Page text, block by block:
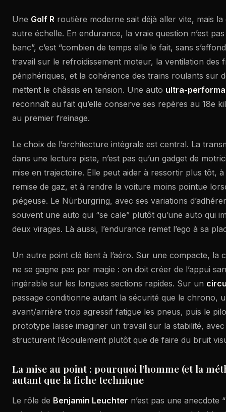
Une Golf R routière moderne sait déjà aller vite, mais
autre échelle. En endurance, la vraie question n’est
banc”, c’est “combien de temps elle le fait, sans
travail sur le refroidissement moteur, la ventilation des
périphériques, et la cohérence des trains roulants sur
mettent le châssis en tension. Une auto ultra-
reconnaît au fait qu’elle conserve ses repères au 18e
au premier freinage.
Le choix de l’architecture intégrale est central. La
dans une lecture piste, n’est pas qu’un gadget de
mise en trajectoire. Elle peut aider à ressortir plus tôt, à
remise de gaz, et à rendre la voiture moins pointue
piégeuse. Le Nürburgring, avec ses variations
souvent une auto qui “se cale” plutôt qu’une auto qui
deux virages. Là aussi, l’endurance remet l’ego à sa
Un autre point clé tient à l’aéro. Sur une compacte, la
ne se gagne pas par magie : on doit créer de l’appui
ingérable sur les longues sections rapides. Sur un
passage conditionne autant la sécurité que le chrono,
avant/arrière trop agressif fatigue les pneus, puis le
prototype laisse imaginer un travail sur la stabilité,
structurent l’écoulement plutôt que de faire du bruit
La mise au point : pourquoi l’homme (et la
autant que la fiche technique
Le rôle de Benjamin Leuchter n’est pas une anecdote